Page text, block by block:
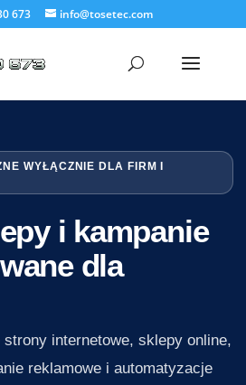
673 info@tosetec.com
WYŁĄCZNIE DLA FIRM I
i kampanie
dla
internetowe, sklepy online,
reklamowe i automatyzacje